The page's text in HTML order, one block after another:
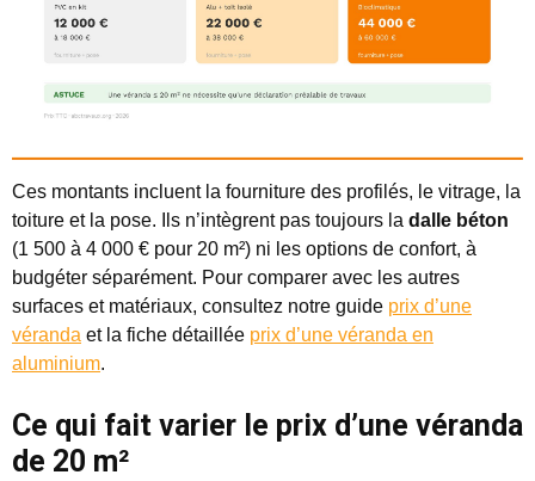
Ces montants incluent la fourniture des profilés, le vitrage, la
toiture et la pose. Ils n’intègrent pas toujours la dalle béton
(1 500 à 4 000 € pour 20 m²) ni les options de confort, à
budgéter séparément. Pour comparer avec les autres
surfaces et matériaux, consultez notre guide prix d’une
véranda et la fiche détaillée prix d’une véranda en
aluminium.
Ce qui fait varier le prix d’une véranda
de 20 m²